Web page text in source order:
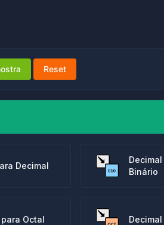
Reset
Decimal
Binário
Octal